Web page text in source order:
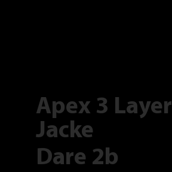
Apex 3 Layer
Jacke
Dare 2b